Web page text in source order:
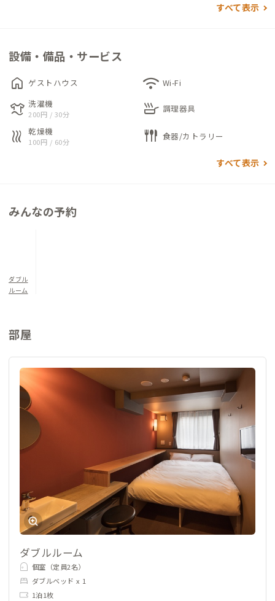
おります。イタリアンレストランや、共用のラウンジ、キッチン
能です。その他には、テレワークとしてのお部屋のご利用も承る
ことができます。
すべて表示
設備・備品・サービス
home ゲストハウス wifi Wi-Fi
laundry 洗濯機
200円 / 30分 skillet 調理器具
heat 乾燥機
100円 / 60分 flatware 食器/カトラリー
すべて表示
みんなの予約
ダブル
ルーム
部屋
ダブルルーム
個室（定員2名）
ダブルベッド x 1
1泊1枚